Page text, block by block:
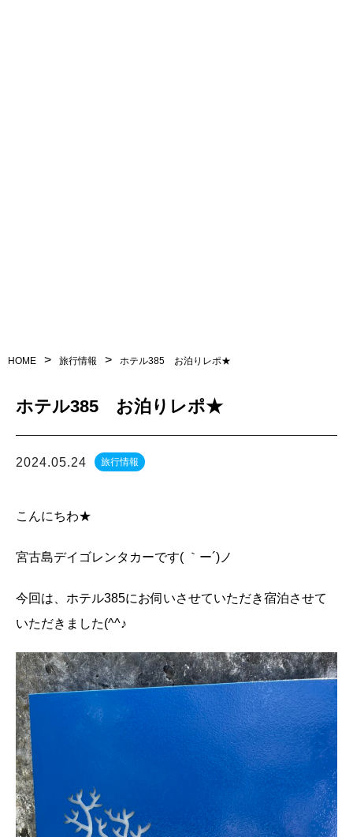
HOME > 旅行情報 > ホテル385 お泊りレポ★
ホテル385 お泊りレポ★
2024.05.24 旅行情報
こんにちわ★
宮古島デイゴレンタカーです( ｀ー´)ノ
今回は、ホテル385にお伺いさせていただき宿泊させて
いただきました(^^♪